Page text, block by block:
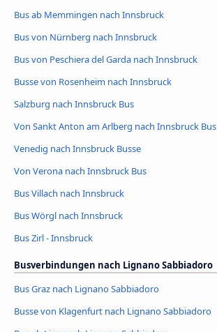
Bus ab Memmingen nach Innsbruck
Bus von Nürnberg nach Innsbruck
Bus von Peschiera del Garda nach Innsbruck
Busse von Rosenheim nach Innsbruck
Salzburg nach Innsbruck Bus
Von Sankt Anton am Arlberg nach Innsbruck Bus
Venedig nach Innsbruck Busse
Von Verona nach Innsbruck Bus
Bus Villach nach Innsbruck
Bus Wörgl nach Innsbruck
Bus Zirl - Innsbruck
Busverbindungen nach Lignano Sabbiadoro
Bus Graz nach Lignano Sabbiadoro
Busse von Klagenfurt nach Lignano Sabbiadoro